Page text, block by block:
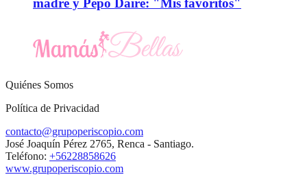
madre y Pepo Daire: "Mis favoritos"
Quiénes Somos
Política de Privacidad
contacto@grupoperiscopio.com
José Joaquín Pérez 2765, Renca - Santiago.
Teléfono: +56228858626
www.grupoperiscopio.com